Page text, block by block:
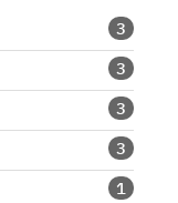
3
3
3
3
1